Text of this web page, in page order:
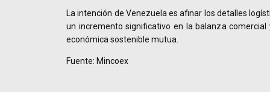
La intención de Venezuela es afinar los detalles
un incremento significativo en la balanza
económica sostenible mutua.
Fuente: Mincoex